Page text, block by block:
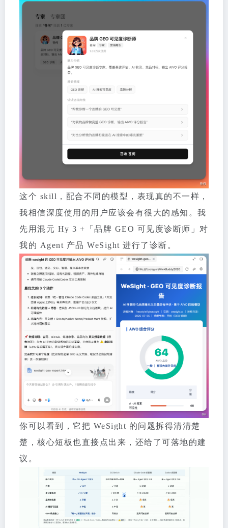
这个 skill，配合不同的模型，表现真的不一样，
我相信深度使用的用户应该会有很大的感知。我
先用混元 Hy 3 +「品牌 GEO 可见度诊断师」对
我的 Agent 产品 WeSight 进行了诊断。
你可以看到，它把 WeSight 的问题拆得清清楚
楚，核心短板也直接点出来，还给了可落地的建
议。